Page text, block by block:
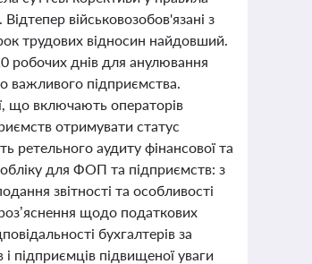
військовозобов'язані з
трудових відносин найдовший.
робочих днів для анулювання
важливого підприємства.
що включають операторів
отримувати статус
ретельного аудиту фінансової та
для ФОП та підприємств: з
звітності та особливості
щодо податкових
бухгалтерів за
підприємців підвищеної уваги